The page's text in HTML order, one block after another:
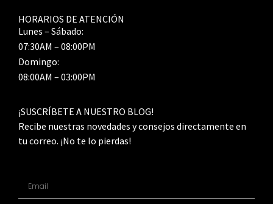
HORARIOS DE ATENCIÓN
Lunes – Sábado:
07:30AM – 08:00PM
Domingo:
08:00AM – 03:00PM
¡SUSCRÍBETE A NUESTRO BLOG!
Recibe nuestras novedades y consejos directamente en
tu correo. ¡No te lo pierdas!